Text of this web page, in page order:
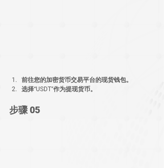
前往您的加密货币交易平台的现货钱包。
选择“USDT”作为提现货币。
步骤 05